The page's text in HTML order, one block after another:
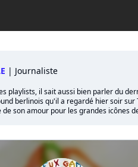
| Journaliste
playlists, il sait aussi bien parler du
berlinois qu'il a regardé hier soir sur
son amour pour les grandes icônes